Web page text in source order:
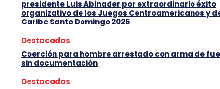
presidente Luis Abinader por extraordinario éxito
organizativo de los Juegos Centroamericanos y
Caribe Santo Domingo 2026
Destacadas
Coerción para hombre arrestado con arma de
sin documentación
Destacadas